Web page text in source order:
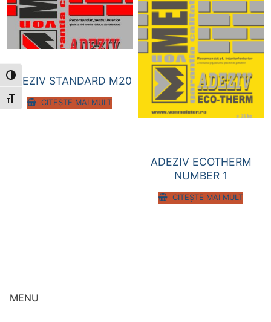
Toggle High Contrast
Toggle Font size
ADEZIV STANDARD M20
CITEȘTE MAI MULT
ADEZIV ECOTHERM
NUMBER 1
CITEȘTE MAI MULT
MENU